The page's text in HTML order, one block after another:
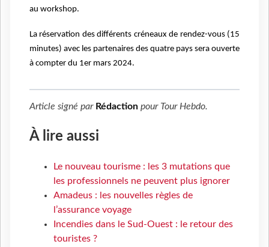
au workshop.
La réservation des différents créneaux de rendez-vous (15
minutes) avec les partenaires des quatre pays sera ouverte
à compter du 1er mars 2024.
Article signé par Rédaction pour Tour Hebdo.
À lire aussi
Le nouveau tourisme : les 3 mutations que
les professionnels ne peuvent plus ignorer
Amadeus : les nouvelles règles de
l’assurance voyage
Incendies dans le Sud-Ouest : le retour des
touristes ?